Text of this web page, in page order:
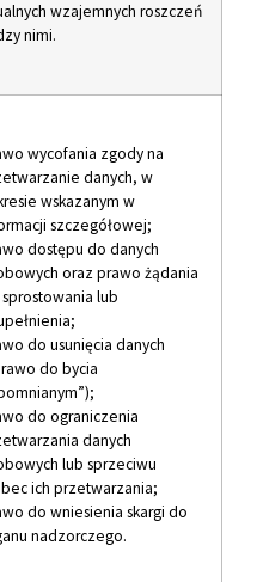
wzajemnych roszczeń
nimi.
wycofania zgody na
danych, w
wskazanym w
szczegółowej;
dostępu do danych
oraz prawo żądania
lub
do usunięcia danych
do bycia
do ograniczenia
danych
lub sprzeciwu
ich przetwarzania;
do wniesienia skargi do
nadzorczego.